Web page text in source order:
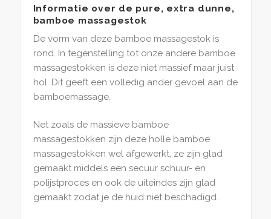
Informatie over de pure, extra dunne,
bamboe massagestok
De vorm van deze bamboe massagestok is
rond. In tegenstelling tot onze andere bamboe
massagestokken is deze niet massief maar juist
hol. Dit geeft een volledig ander gevoel aan de
bamboemassage.
Net zoals de massieve bamboe
massagestokken zijn deze holle bamboe
massagestokken wel afgewerkt, ze zijn glad
gemaakt middels een secuur schuur- en
polijstproces en ook de uiteindes zijn glad
gemaakt zodat je de huid niet beschadigd.